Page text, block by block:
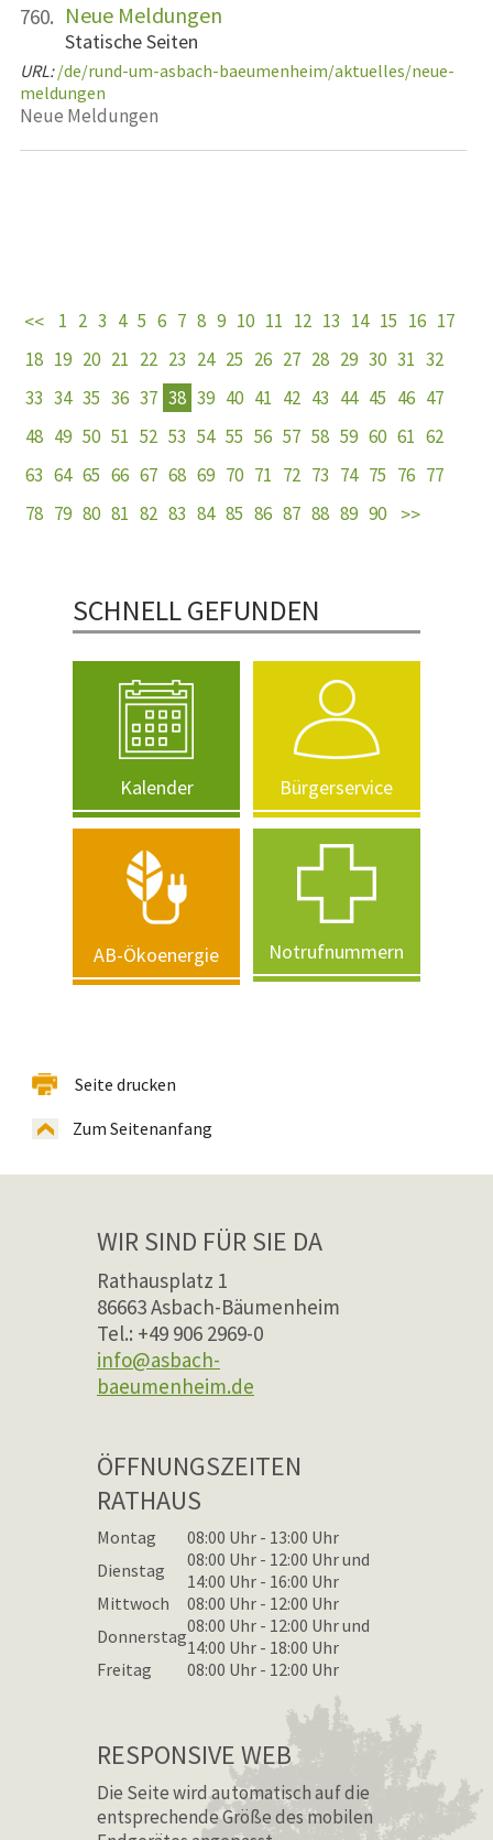
760. Neue Meldungen
Statische Seiten
URL: /de/rund-um-asbach-baeumenheim/aktuelles/neue-
meldungen
Neue Meldungen
1 2 3 4 5 6 7 8 9 10 11 12 13 14 15 16 17
18 19 20 21 22 23 24 25 26 27 28 29 30 31 32
33 34 35 36 37 38 39 40 41 42 43 44 45 46 47
48 49 50 51 52 53 54 55 56 57 58 59 60 61 62
63 64 65 66 67 68 69 70 71 72 73 74 75 76 77
78 79 80 81 82 83 84 85 86 87 88 89 90
SCHNELL GEFUNDEN
Kalender Bürgerservice
AB-Ökoenergie Notrufnummern
Seite drucken
Zum Seitenanfang
WIR SIND FÜR SIE DA
Rathausplatz 1
86663 Asbach-Bäumenheim
Tel.: +49 906 2969-0
info@asbach-
baeumenheim.de
ÖFFNUNGSZEITEN
RATHAUS
Montag
08:00 Uhr - 13:00 Uhr
Dienstag
08:00 Uhr - 12:00 Uhr und
14:00 Uhr - 16:00 Uhr
Mittwoch
08:00 Uhr - 12:00 Uhr
Donnerstag08:00 Uhr - 12:00 Uhr und
14:00 Uhr - 18:00 Uhr
Freitag
08:00 Uhr - 12:00 Uhr
RESPONSIVE WEB
Die Seite wird automatisch auf die
entsprechende Größe des mobilen